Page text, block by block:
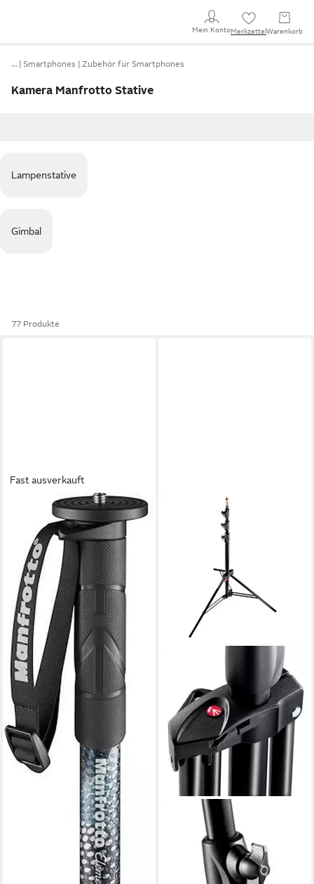
Mein KontoMerkzettel Warenkorb
… Smartphones Zubehör für Smartphones
Kamera Manfrotto Stative
Lampenstative
Gimbal
77 Produkte
Fast ausverkauft
MANFROTTO
Element MII Einbeinstativ Alu
5 Segmente Schwarz
Stativhalterung
49,99 €
lieferbar - in 3-4 Werktagen bei dir
MANFROTTO
Lampenstativ (1004BAC
Stativ Master 366 cm max, 3
Auszüge, - Lichtstativ)
145,80 €